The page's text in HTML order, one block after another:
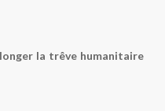
la trêve humanitaire